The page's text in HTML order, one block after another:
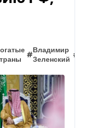
#
Владимир
Зеленский
#